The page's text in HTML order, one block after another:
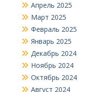
Апрель 2025
Март 2025
Февраль 2025
Январь 2025
Декабрь 2024
Ноябрь 2024
Октябрь 2024
Август 2024